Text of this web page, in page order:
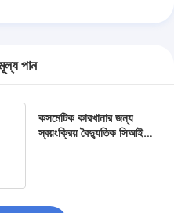
পান
কসমেটিক কারখানার জন্য
স্বয়ংক্রিয় বৈদ্যুতিক সিআইপি